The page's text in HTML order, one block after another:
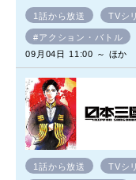
1話から放送 TVシ
#アクション・バトル
09月04日 11:00 ～ ほか
1話から放送 TVシ